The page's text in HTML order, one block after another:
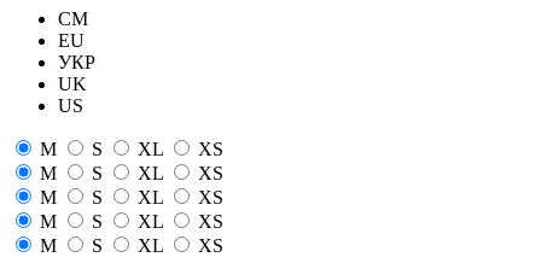
CM
EU
УКР
UK
US
M S XL
XS
M
S XL
XS
M
S XL
XS
M
S XL
XS
M
S XL XS